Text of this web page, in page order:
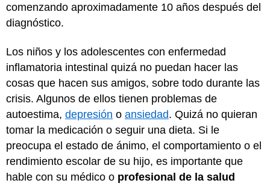
comenzando aproximadamente 10 años después del
diagnóstico.
Los niños y los adolescentes con enfermedad
inflamatoria intestinal quizá no puedan hacer las
cosas que hacen sus amigos, sobre todo durante las
crisis. Algunos de ellos tienen problemas de
autoestima, depresión o ansiedad. Quizá no quieran
tomar la medicación o seguir una dieta. Si le
preocupa el estado de ánimo, el comportamiento o el
rendimiento escolar de su hijo, es importante que
hable con su médico o profesional de la salud